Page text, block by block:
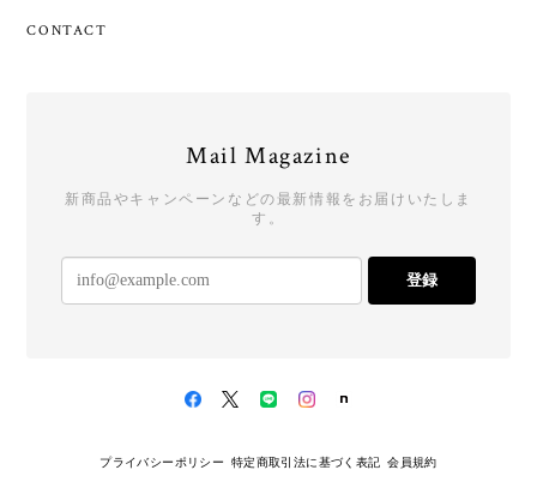
CONTACT
Mail Magazine
新商品やキャンペーンなどの最新情報をお届けいたしま
す。
登録
プライバシーポリシー 特定商取引法に基づく表記 会員規約